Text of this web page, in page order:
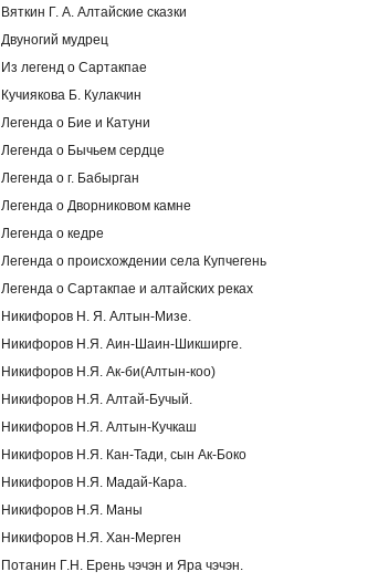
Вяткин Г. А. Алтайские сказки
Двуногий мудрец
Из легенд о Сартакпае
Кучиякова Б. Кулакчин
Легенда о Бие и Катуни
Легенда о Бычьем сердце
Легенда о г. Бабырган
Легенда о Дворниковом камне
Легенда о кедре
Легенда о происхождении села Купчегень
Легенда о Сартакпае и алтайских реках
Никифоров Н. Я. Алтын-Мизе.
Никифоров Н.Я. Аин-Шаин-Шикширге.
Никифоров Н.Я. Ак-би(Алтын-коо)
Никифоров Н.Я. Алтай-Бучый.
Никифоров Н.Я. Алтын-Кучкаш
Никифоров Н.Я. Кан-Тади, сын Ак-Боко
Никифоров Н.Я. Мадай-Кара.
Никифоров Н.Я. Маны
Никифоров Н.Я. Хан-Мерген
Потанин Г.Н. Ерень чэчэн и Яра чэчэн.